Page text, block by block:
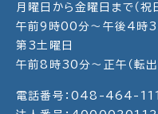
月曜日から金曜日まで（祝
午前9時00分～午後4時
第3土曜日
午前8時30分～正午（転出
電話番号：048-464-